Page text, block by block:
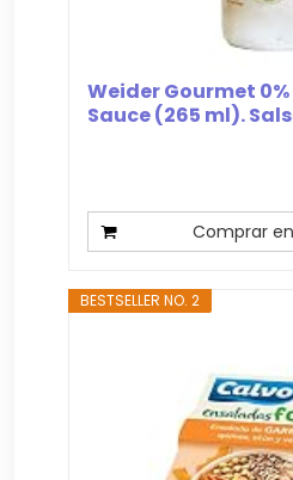
Weider Gourmet
Sauce (265 ml).
Comprar
BESTSELLER NO. 2